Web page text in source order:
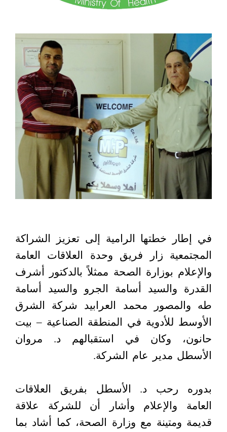
في إطار خطتها الرامية إلى تعزيز الشراكة
المجتمعية زار فريق وحدة العلاقات العامة
والإعلام بوزارة الصحة ممثلاً بالدكتور أشرف
القدرة والسيد أسامة الجرو والسيد أسامة
طه والمصور محمد العرابيد شركة الشرق
الأوسط للأدوية في المنطقة الصناعية – بيت
حانون، وكان في استقبالهم د. مروان
الأسطل مدير عام الشركة.
بدوره رحب د. الأسطل بفريق العلاقات
العامة والإعلام وأشار أن للشركة علاقة
قديمة ومتينة مع وزارة الصحة، كما أشاد بما